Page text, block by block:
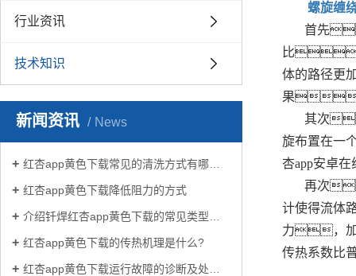
行业资讯
技术知识
新闻资讯 News
红杏app黄色下载常见的清洗方式有哪些？
红杏app黄色下载降低阻力的方式
介绍钎焊红杏app黄色下载的常见类型有哪些
红杏app黄色下载的传热机理是什么?
红杏app黄色下载运行故障的诊断及处理方法
螺旋缠
首先
比，
体的路径更
果
其次
旋布置在一
杏app安卓
再次
计使得流体
力，加
传热系数比